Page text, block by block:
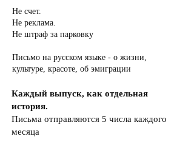
Не счет.
Не реклама.
Не штраф за парковку
Письмо на русском языке - о жизни,
культуре, красоте, об эмиграции
Каждый выпуск, как отдельная
история.
Письма отправляются 5 числа каждого
месяца